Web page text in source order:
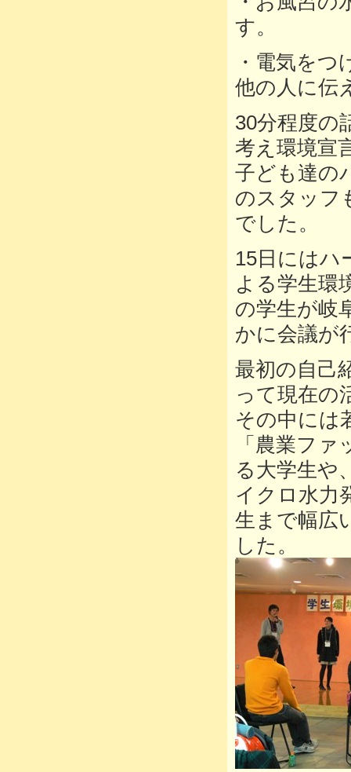
す。
・電気を
他の人に伝
30分程度の
考え環境宣
子ども達の
のスタッフ
でした。
15日にはハ
よる学生環
の学生が岐
かに会議が
最初の自己
って現在の
その中には
「農業フ
る大学生や
イクロ水力
生まで幅広
した。